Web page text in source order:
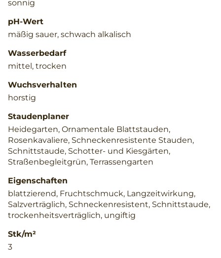
sonnig
pH-Wert
mäßig sauer, schwach alkalisch
Wasserbedarf
mittel, trocken
Wuchsverhalten
horstig
Staudenplaner
Heidegarten, Ornamentale Blattstauden,
Rosenkavaliere, Schneckenresistente Stauden,
Schnittstaude, Schotter- und Kiesgärten,
Straßenbegleitgrün, Terrassengarten
Eigenschaften
blattzierend, Fruchtschmuck, Langzeitwirkung,
Salzverträglich, Schneckenresistent, Schnittstaude,
trockenheitsverträglich, ungiftig
Stk/m²
3